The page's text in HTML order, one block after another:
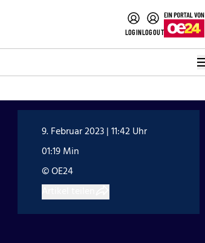
LOGINLOGOUT
9. Februar 2023 | 11:42 Uhr
01:19 Min
© OE24